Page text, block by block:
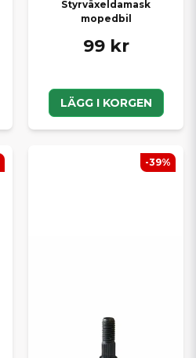
Styrväxeldamask
mopedbil
99 kr
LÄGG I KORGEN
-39%